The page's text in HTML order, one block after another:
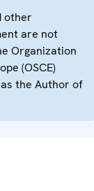
other
are not
Organization
(OSCE)
the Author of